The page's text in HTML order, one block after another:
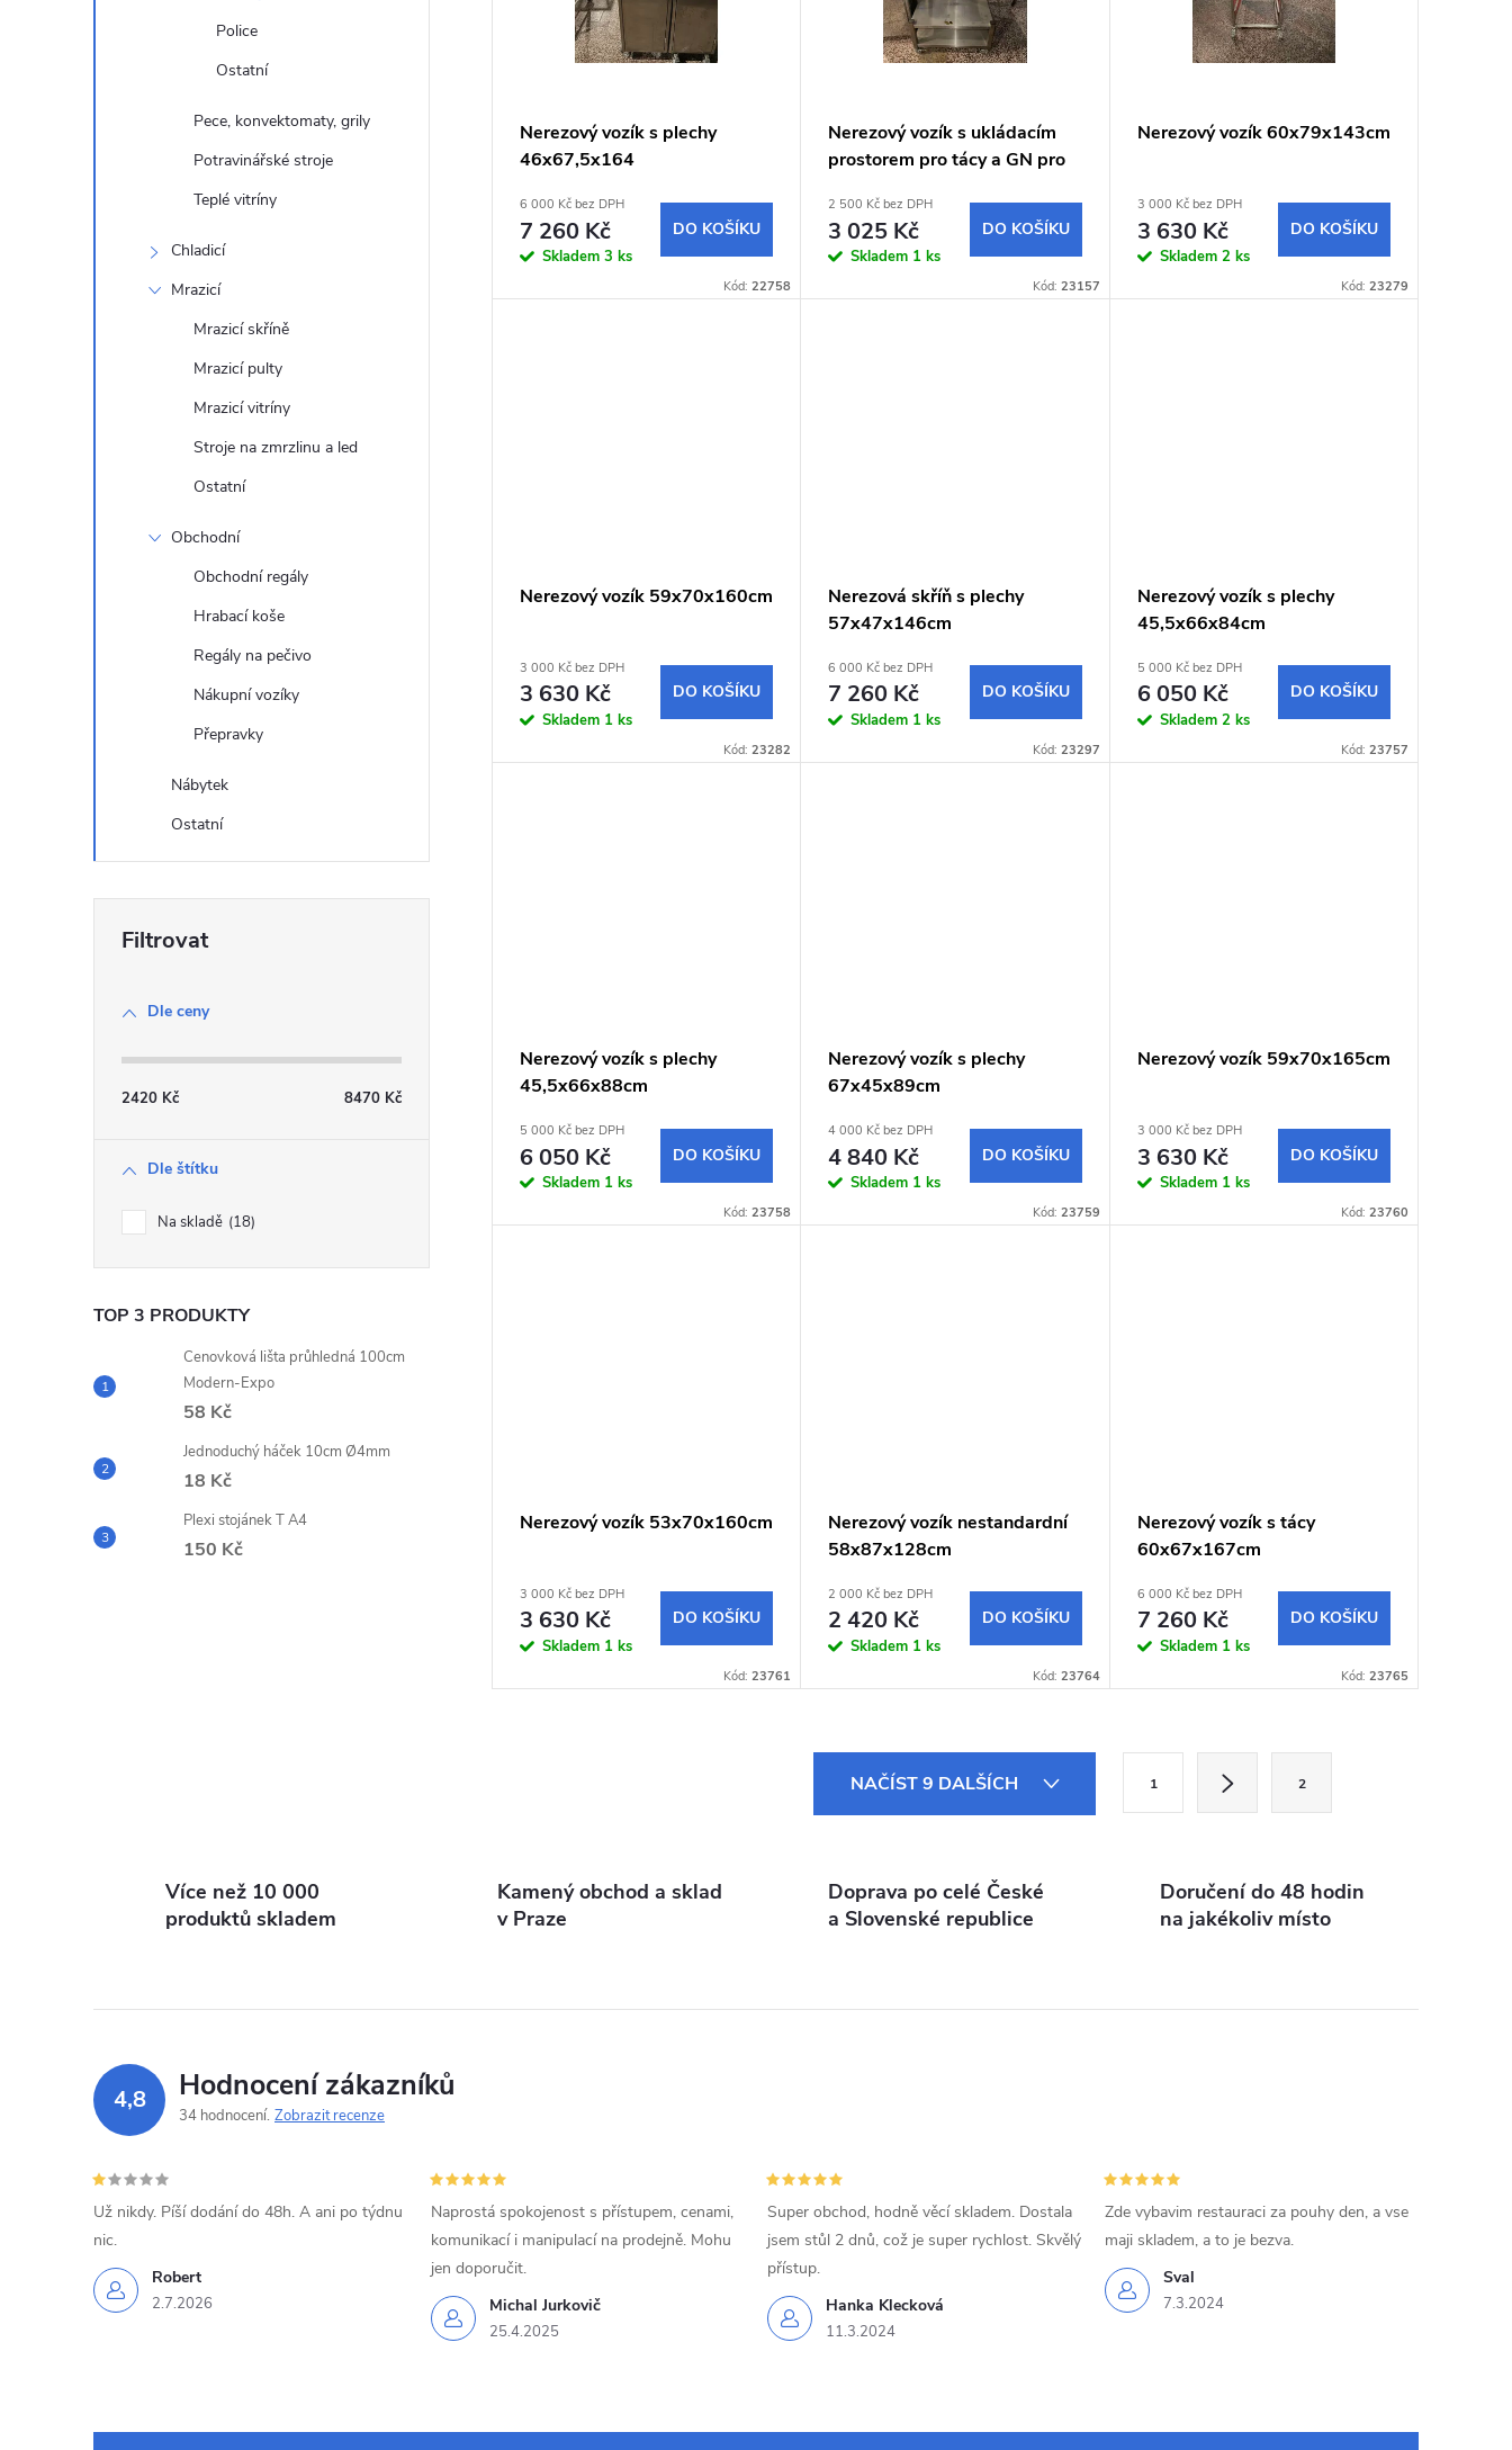
Police
Ostatní
Pece, konvektomaty, grily
Potravinářské stroje
Teplé vitríny
Chladicí
Mrazicí
Mrazicí skříně
Mrazicí pulty
Mrazicí vitríny
Stroje na zmrzlinu a led
Ostatní
Obchodní
Obchodní regály
Hrabací koše
Regály na pečivo
Nákupní vozíky
Přepravky
Nábytek
Ostatní
Dle ceny
2420 Kč 8470 Kč
Dle štítku
Na skladě 18
TOP 3 PRODUKTY
Cenovková lišta průhledná 100cm
Modern-Expo
58 Kč
Jednoduchý háček 10cm Ø4mm
18 Kč
Plexi stojánek T A4
150 Kč
u
d
Nerezový vozík s plechy
46x67,5x164
6 000 Kč bez DPH
7 260 Kč
Skladem 3 ks
DO KOŠÍKU
Kód:22758
Nerezový vozík s ukládacím
prostorem pro tácy a GN pro
2 500 Kč bez DPH
3 025 Kč
Skladem 1 ks
DO KOŠÍKU
Kód: 23157
Nerezový vozík 60x79x143cm
3 000 Kč bez DPH
3 630 Kč
Skladem 2 ks
DO KOŠÍKU
Kód: 23279
Nerezový vozík 59x70x160cm
3 000 Kč bez DPH
3 630 Kč
Skladem 1 ks
DO KOŠÍKU
Kód:23282
Nerezová skříň s plechy
57x47x146cm
6 000 Kč bez DPH
7 260 Kč
Skladem 1 ks
DO KOŠÍKU
Kód: 23297
Nerezový vozík s plechy
45,5x66x84cm
5 000 Kč bez DPH
6 050 Kč
Skladem 2 ks
DO KOŠÍKU
Kód: 23757
Nerezový vozík s plechy
45,5x66x88cm
5 000 Kč bez DPH
6 050 Kč
Skladem 1 ks
DO KOŠÍKU
Kód:23758
Nerezový vozík s plechy
67x45x89cm
4 000 Kč bez DPH
4 840 Kč
Skladem 1 ks
DO KOŠÍKU
Kód: 23759
Nerezový vozík 59x70x165cm
3 000 Kč bez DPH
3 630 Kč
Skladem 1 ks
DO KOŠÍKU
Kód: 23760
Nerezový vozík 53x70x160cm
3 000 Kč bez DPH
3 630 Kč
Skladem 1 ks
DO KOŠÍKU
Kód:23761
Nerezový vozík nestandardní
58x87x128cm
2 000 Kč bez DPH
2 420 Kč
Skladem 1 ks
DO KOŠÍKU
Kód: 23764
Nerezový vozík s tácy
60x67x167cm
6 000 Kč bez DPH
7 260 Kč
Skladem 1 ks
DO KOŠÍKU
Kód: 23765
á
a
r
v
k
y
NAČÍST 9 DALŠÍCH
v
1 2
Více než 10 000
produktů skladem
Kamený obchod a sklad
v Praze
Doprava po celé České
a Slovenské republice
Doručení do 48 hodin
na jakékoliv místo
4,8 Hodnocení zákazníků
34 hodnocení Zobrazit recenze
Robert
2.7.2026
Už nikdy. Píší dodání do 48h. A ani po týdnu
nic.
Michal Jurkovič
25.4.2025
Naprostá spokojenost s přístupem, cenami,
komunikací i manipulací na prodejně. Mohu
jen doporučit.
Hanka Klecková
11.3.2024
Super obchod, hodně věcí skladem. Dostala
jsem stůl 2 dnů, což je super rychlost. Skvělý
přístup.
Sval
7.3.2024
Zde vybavim restauraci za pouhy den, a vse
maji skladem, a to je bezva.